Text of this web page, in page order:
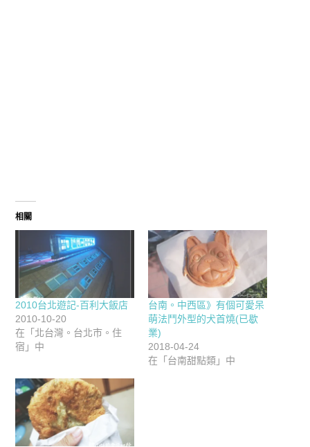
相關
2010台北遊記-百利大飯店
2010-10-20
在「北台灣。台北市。住
宿」中
台南。中西區》有個可愛呆
萌法鬥外型的犬首燒(已歇
業)
2018-04-24
在「台南甜點類」中